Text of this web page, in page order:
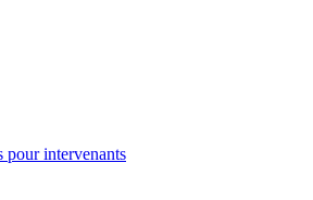
pour intervenants